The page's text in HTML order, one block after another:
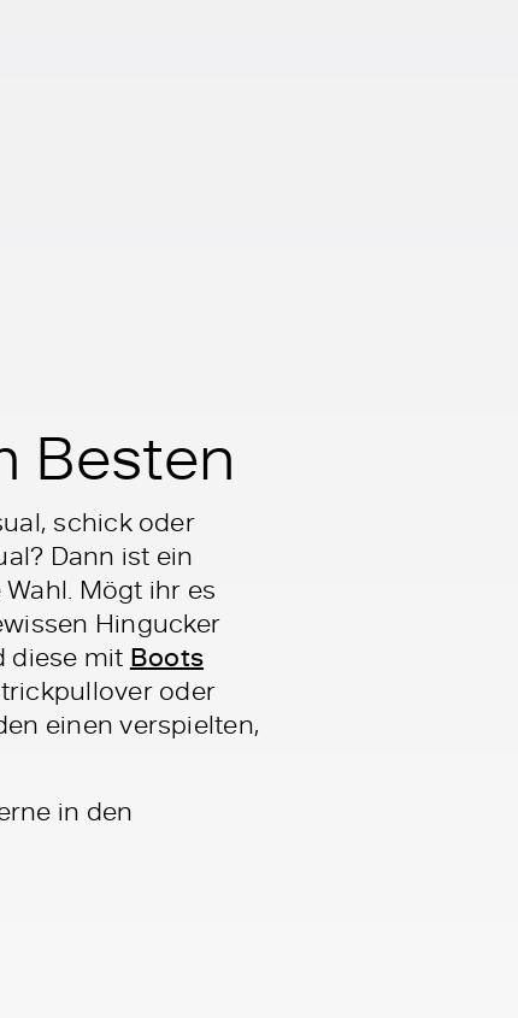
Besten
schick oder
Dann ist ein
Mögt ihr es
Hingucker
diese mit Boots
oder
einen verspielten,
in den